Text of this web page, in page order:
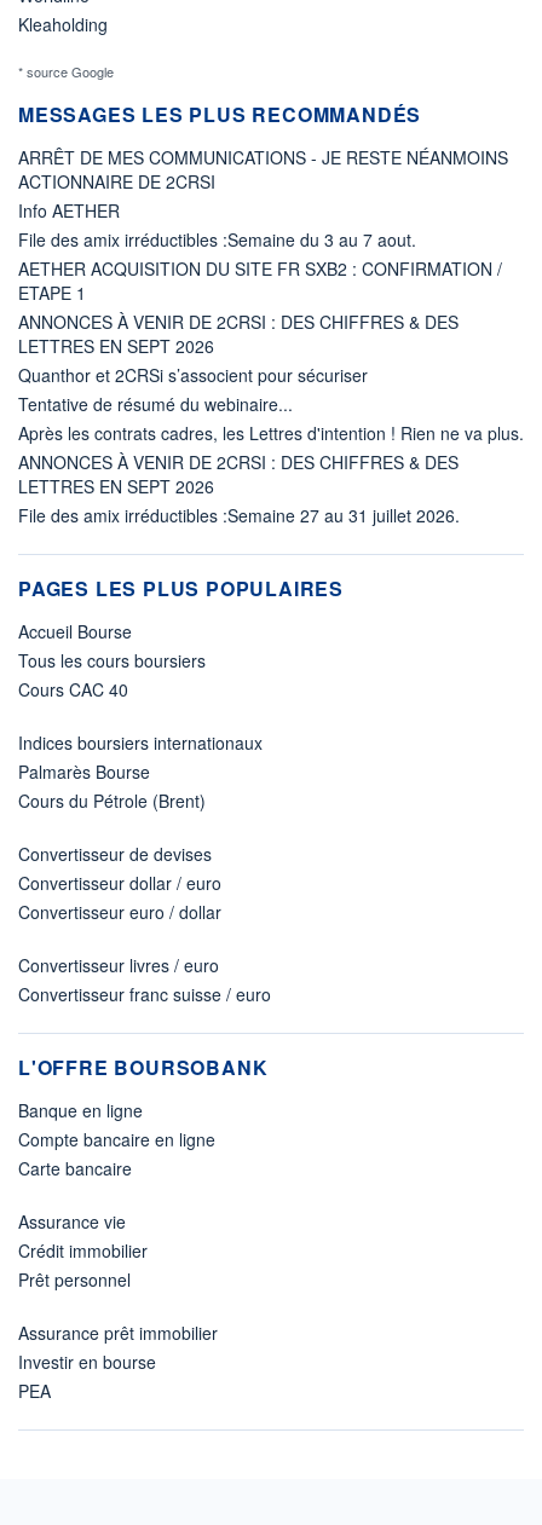
Kleaholding
* source Google
MESSAGES LES PLUS RECOMMANDÉS
ARRÊT DE MES COMMUNICATIONS - JE RESTE NÉANMOINS
ACTIONNAIRE DE 2CRSI
Info AETHER
File des amix irréductibles :Semaine du 3 au 7 aout.
AETHER ACQUISITION DU SITE FR SXB2 : CONFIRMATION /
ETAPE 1
ANNONCES À VENIR DE 2CRSI : DES CHIFFRES & DES
LETTRES EN SEPT 2026
Quanthor et 2CRSi s’associent pour sécuriser
Tentative de résumé du webinaire...
Après les contrats cadres, les Lettres d'intention ! Rien ne va plus.
ANNONCES À VENIR DE 2CRSI : DES CHIFFRES & DES
LETTRES EN SEPT 2026
File des amix irréductibles :Semaine 27 au 31 juillet 2026.
PAGES LES PLUS POPULAIRES
Accueil Bourse
Tous les cours boursiers
Cours CAC 40
Indices boursiers internationaux
Palmarès Bourse
Cours du Pétrole (Brent)
Convertisseur de devises
Convertisseur dollar / euro
Convertisseur euro / dollar
Convertisseur livres / euro
Convertisseur franc suisse / euro
L'OFFRE BOURSOBANK
Banque en ligne
Compte bancaire en ligne
Carte bancaire
Assurance vie
Crédit immobilier
Prêt personnel
Assurance prêt immobilier
Investir en bourse
PEA